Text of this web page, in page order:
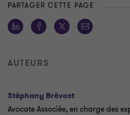
PARTAGER CETTE PAGE
AUTEURS
Stéphany Brévost
Avocate Associée, en charge des